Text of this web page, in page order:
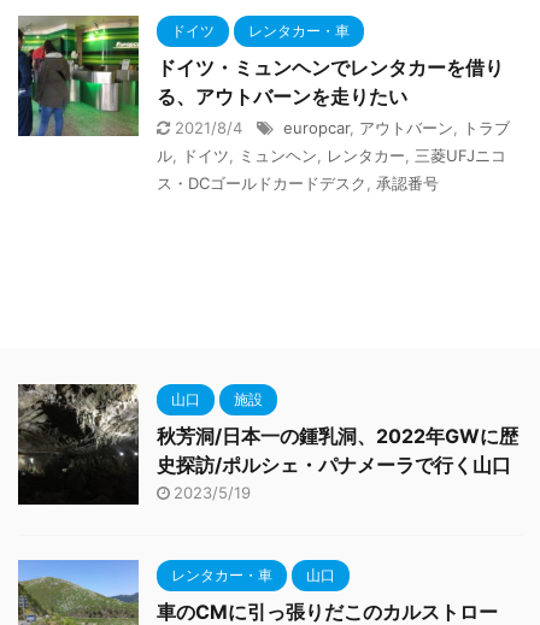
ドイツ レンタカー・車
ドイツ・ミュンヘンでレンタカーを借り
る、アウトバーンを走りたい
2021/8/4 europcar, アウトバーン
トラブ
ル
ドイツ ミュンヘン レンタカー
三菱UFJニコ
ス・DCゴールドカードデスク
承認番号
山口 施設
秋芳洞/日本一の鍾乳洞、2022年GWに歴
史探訪/ポルシェ・パナメーラで行く山口
2023/5/19
レンタカー・車 山口
車のCMに引っ張りだこのカルストロー